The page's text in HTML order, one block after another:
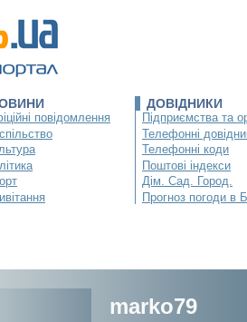
повідомлення
ДОВІДНИКИ
Підприємства та
Телефонні
Телефонні коди
Поштові індекси
Дім. Сад. Город.
Прогноз погоди в
marko79